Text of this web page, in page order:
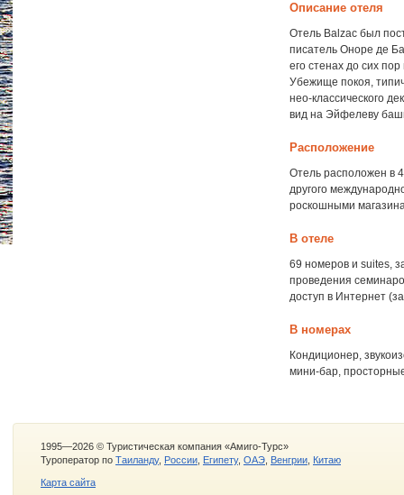
Описание отеля
Отель Balzac был
писатель Оноре де
его стенах до сих
Убежище покоя,
нео-классического
вид на Эйфелеву
Расположение
Отель расположен в
другого
роскошными
В отеле
69 номеров и suites,
проведения
доступ в Интернет
В номерах
Кондиционер,
мини-бар,
1995—2026 © Туристическая компания «Амиго-Турс»
Туроператор по Таиланду, России Египету, ОАЭ Венгрии Китаю
Карта сайта